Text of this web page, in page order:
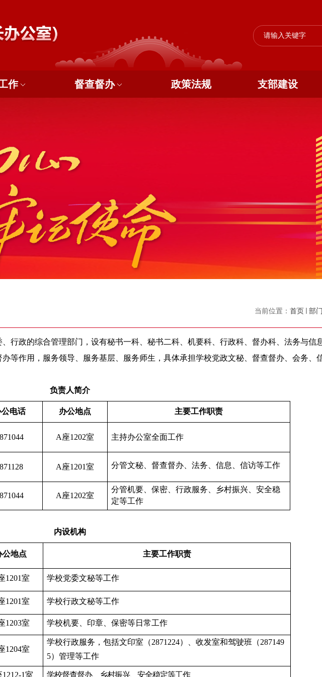
作 督查督办 政策法规 支部建设
当前位置： 首页 部
行政的综合管理部门，设有秘书一科、秘书二科、机要科、行政科 、督办科 、法务与信
等作用，服务领导、服务基层、服务师生，具体承担学校党政文秘、 督查督办、 会务、
负责人简介
公电话 办公地点 主要工作职责
A 座1202室 主持办公室全面工作
A 座1201室 分管文秘 、督查督办 、法务、信息、信访等工作
A 座1202室
分管机要、保密、行政服务、乡村振兴、安全稳
定等工作
内设机构
公地点 主要工作职责
1201室 学校党委文秘等工作
1201室 学校行政文秘等工作
1203室 学校机要、印章、保密等日常工作
1204室
学校行政服务，包括文印室（2871224）、收发室和驾驶班（287149
5）管理等工作
1212-1室 学校督查督办、乡村振兴、安全稳定等工作